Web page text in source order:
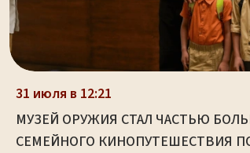
31 июля в 12:21
МУЗЕЙ ОРУЖИЯ СТАЛ ЧАСТЬЮ
СЕМЕЙНОГО КИНОПУТЕШЕСТВИЯ